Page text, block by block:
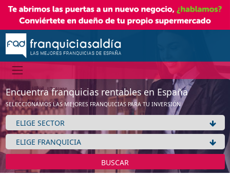
Encuentra franquicias rentables en España
SELECCIONAMOS LAS MEJORES FRANQUICIAS PARA TU INVERSIÓN
BUSCAR